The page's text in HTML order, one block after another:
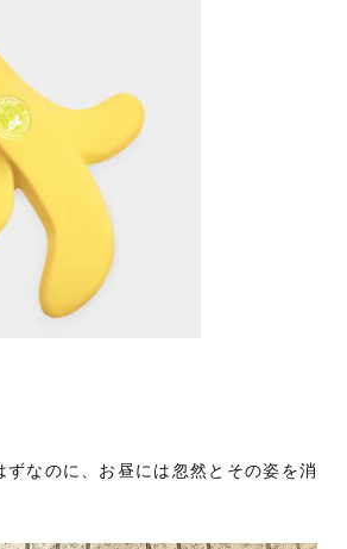
なのに、お昼には忽然とその姿を消